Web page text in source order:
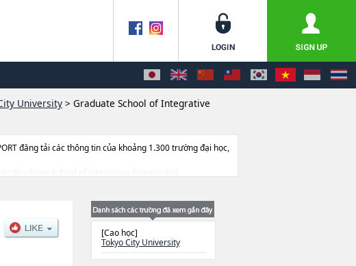
University > Graduate School of Integrative
đăng tải các thông tin của khoảng 1.300 trường đại học,
Graduate School of Integrative Science and
[Cao học]
Tokyo City University